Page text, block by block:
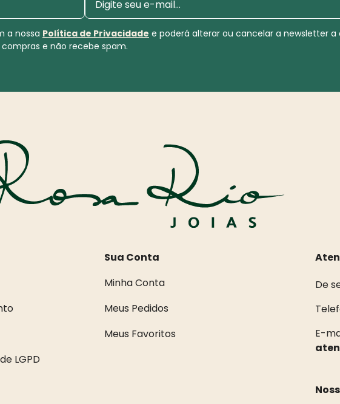
a nossa Política de Privacidade e poderá alterar ou cancelar a newsletter
e não recebe spam.
LGPD
Sua Conta
Minha Conta
Meus Pedidos
Meus Favoritos
De
E-